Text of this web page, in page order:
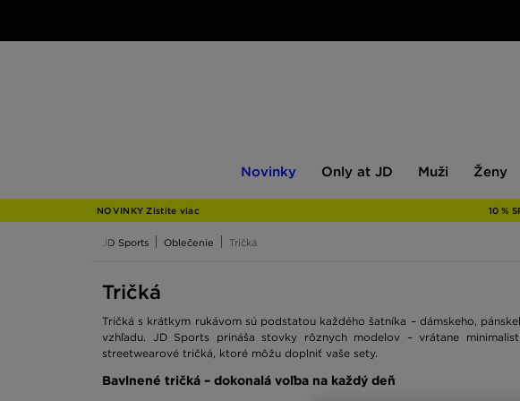
Novinky
JD
Only at JD Muži Ženy
NOVINKY Zistite viac 10 %
JD Sports Oblečenie Tričká
Tričká
Tričká s krátkym rukávom sú podstatou každého šatníka – dámskeho,
vzhľadu. JD Sports prináša stovky rôznych modelov – vrátane
streetwearové tričká, ktoré môžu doplniť vaše sety.
Bavlnené tričká – dokonalá voľba na každý deň